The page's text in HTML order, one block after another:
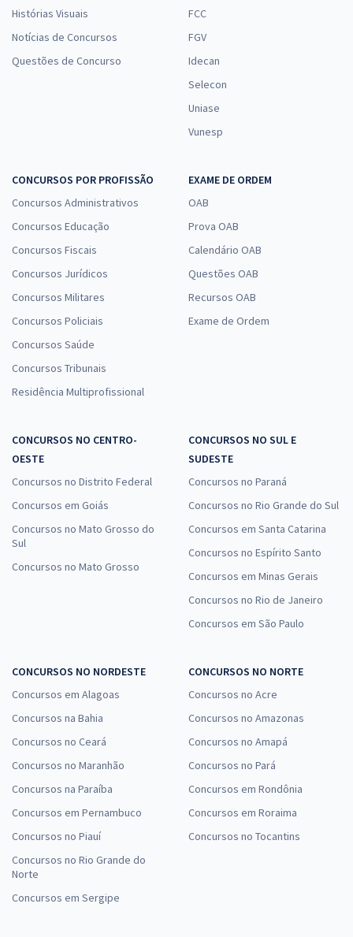
Histórias Visuais
Notícias de Concursos
Questões de Concurso
FCC
FGV
Idecan
Selecon
Uniase
Vunesp
CONCURSOS POR PROFISSÃO
Concursos Administrativos
Concursos Educação
Concursos Fiscais
Concursos Jurídicos
Concursos Militares
Concursos Policiais
Concursos Saúde
Concursos Tribunais
Residência Multiprofissional
EXAME DE ORDEM
OAB
Prova OAB
Calendário OAB
Questões OAB
Recursos OAB
Exame de Ordem
CONCURSOS NO CENTRO-
OESTE
Concursos no Distrito Federal
Concursos em Goiás
Concursos no Mato Grosso do
Sul
Concursos no Mato Grosso
CONCURSOS NO SUL E
SUDESTE
Concursos no Paraná
Concursos no Rio Grande do Sul
Concursos em Santa Catarina
Concursos no Espírito Santo
Concursos em Minas Gerais
Concursos no Rio de Janeiro
Concursos em São Paulo
CONCURSOS NO NORDESTE
Concursos em Alagoas
Concursos na Bahia
Concursos no Ceará
Concursos no Maranhão
Concursos na Paraíba
Concursos em Pernambuco
Concursos no Piauí
Concursos no Rio Grande do
Norte
Concursos em Sergipe
CONCURSOS NO NORTE
Concursos no Acre
Concursos no Amazonas
Concursos no Amapá
Concursos no Pará
Concursos em Rondônia
Concursos em Roraima
Concursos no Tocantins